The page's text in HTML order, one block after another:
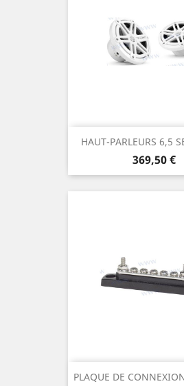
HAUT-PARLEURS 6,5
Prix
369,50 €
PLAQUE DE